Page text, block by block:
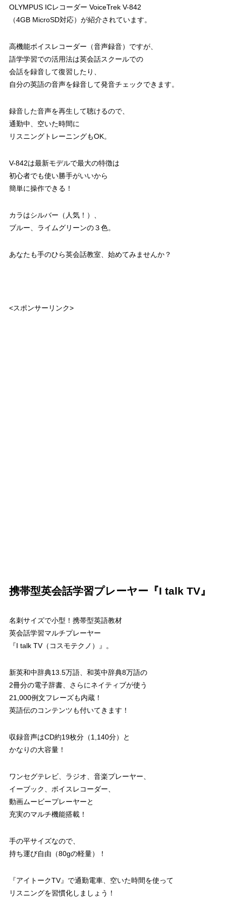
OLYMPUS ICレコーダー VoiceTrek V-842
（4GB MicroSD対応）が紹介されています。
高機能ボイスレコーダー（音声録音）ですが、
語学学習での活用法は英会話スクールでの
会話を録音して復習したり、
自分の英語の音声を録音して発音チェックできます。
録音した音声を再生して聴けるので、
通勤中、空いた時間に
リスニングトレーニングもOK。
V-842は最新モデルで最大の特徴は
初心者でも使い勝手がいいから
簡単に操作できる！
カラはシルバー（人気！）、
ブルー、ライムグリーンの３色。
あなたも手のひら英会話教室、始めてみませんか？
<スポンサーリンク>
携帯型英会話学習プレーヤー『I talk TV』
名刺サイズで小型！携帯型英語教材
英会話学習マルチプレーヤー
『I talk TV（コスモテクノ）』。
新英和中辞典13.5万語、和英中辞典8万語の
2冊分の電子辞書、さらにネイティブが使う
21,000例文フレーズも内蔵！
英語伝のコンテンツも付いてきます！
収録音声はCD約19枚分（1,140分）と
かなりの大容量！
ワンセグテレビ、ラジオ、音楽プレーヤー、
イーブック、ボイスレコーダー、
動画ムービープレーヤーと
充実のマルチ機能搭載！
手の平サイズなので、
持ち運び自由（80gの軽量）！
『アイトークTV』で通勤電車、空いた時間を使って
リスニングを習慣化しましょう！